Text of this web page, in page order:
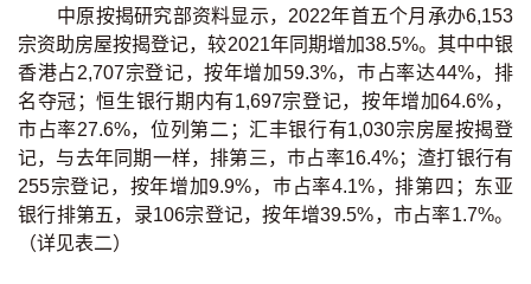
中原按揭研究部资料显示，2022年首五个月承办6,153
宗资助房屋按揭登记，较2021年同期增加38.5%。其中中银
香港占2,707宗登记，按年增加59.3%，巿占率达44%，排
名夺冠；恒生银行期内有1,697宗登记，按年增加64.6%，
市占率27.6%，位列第二；汇丰银行有1,030宗房屋按揭登
记，与去年同期一样，排第三，巿占率16.4%；渣打银行有
255宗登记，按年增加9.9%，巿占率4.1%，排第四；东亚
银行排第五，录106宗登记，按年增39.5%，市占率1.7%。
（详见表二）